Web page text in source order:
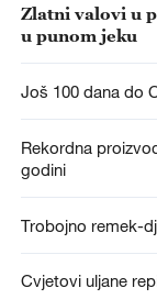
Zlatni valovi u
u punom jeku
Još 100 dana do
Rekordna
godini
Trobojno remek-
Cvjetovi uljane